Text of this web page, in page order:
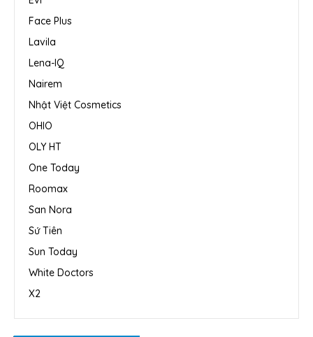
Face Plus
Lavila
Lena-IQ
Nairem
Nhật Việt Cosmetics
OHIO
OLY HT
One Today
Roomax
San Nora
Sứ Tiên
Sun Today
White Doctors
X2